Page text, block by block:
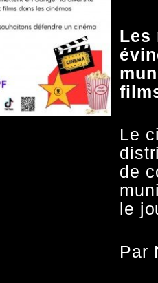
Les
Le
de
le
Par